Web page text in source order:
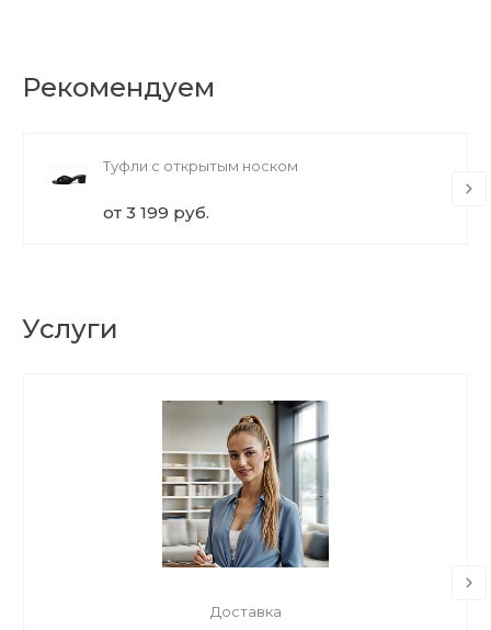
Рекомендуем
Туфли с открытым носком
от 3 199 руб.
Услуги
Доставка